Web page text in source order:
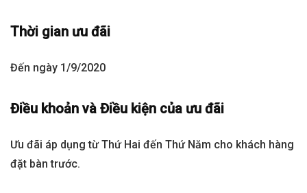
Thời gian ưu đãi
Đến ngày 1/9/2020
Điều khoản và Điều kiện của ưu đãi
Ưu đãi áp dụng từ Thứ Hai đến Thứ Năm cho khách hàng
đặt bàn trước.